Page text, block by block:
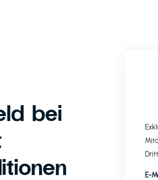
bei
E-